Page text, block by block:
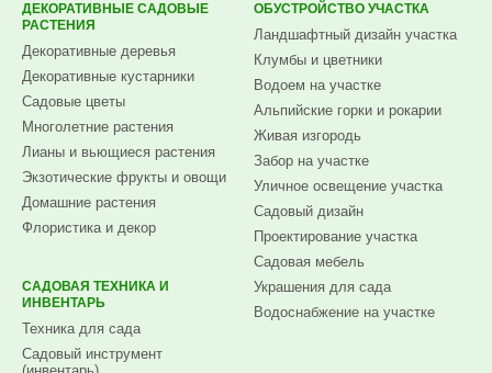
ДЕКОРАТИВНЫЕ САДОВЫЕ
РАСТЕНИЯ
Декоративные деревья
Декоративные кустарники
Садовые цветы
Многолетние растения
Лианы и вьющиеся растения
Экзотические фрукты и овощи
Домашние растения
Флористика и декор
САДОВАЯ ТЕХНИКА И
ИНВЕНТАРЬ
Техника для сада
Садовый инструмент
ОБУСТРОЙСТВО УЧАСТКА
Ландшафтный дизайн участка
Клумбы и цветники
Водоем на участке
Альпийские горки и рокарии
Живая изгородь
Забор на участке
Уличное освещение участка
Садовый дизайн
Проектирование участка
Садовая мебель
Украшения для сада
Водоснабжение на участке